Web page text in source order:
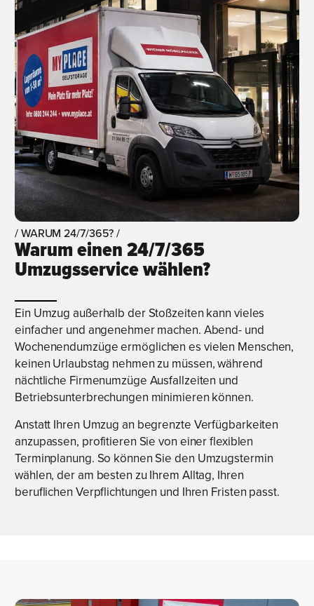
/ WARUM 24/7/365? /
Warum einen 24/7/365
Umzugsservice wählen?
Ein Umzug außerhalb der Stoßzeiten kann vieles
einfacher und angenehmer machen. Abend- und
Wochenendumzüge ermöglichen es vielen Menschen,
keinen Urlaubstag nehmen zu müssen, während
nächtliche Firmenumzüge Ausfallzeiten und
Betriebsunterbrechungen minimieren können.
Anstatt Ihren Umzug an begrenzte Verfügbarkeiten
anzupassen, profitieren Sie von einer flexiblen
Terminplanung. So können Sie den Umzugstermin
wählen, der am besten zu Ihrem Alltag, Ihren
beruflichen Verpflichtungen und Ihren Fristen passt.